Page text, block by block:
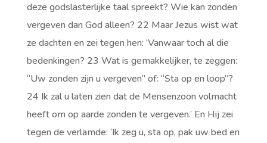
deze godslasterlijke taal spreekt? Wie kan zonden
vergeven dan God alleen? 22 Maar Jezus wist wat
ze dachten en zei tegen hen: ‘Vanwaar toch al die
bedenkingen? 23 Wat is gemakkelijker, te zeggen:
“Uw zonden zijn u vergeven” of: “Sta op en loop”?
24 Ik zal u laten zien dat de Mensenzoon volmacht
heeft om op aarde zonden te vergeven.’ En Hij zei
tegen de verlamde: ‘Ik zeg u, sta op, pak uw bed en